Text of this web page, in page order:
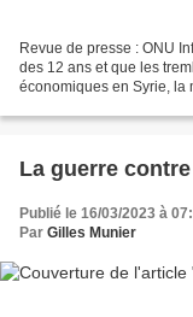
Revue de presse : ONU
des 12 ans et que les
économiques en Syrie, la
La guerre
Publié le 16/03/2023 à
Par Gilles Munier